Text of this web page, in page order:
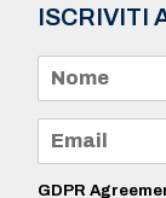
ISCRIVITI
m
e
a
iGDPR